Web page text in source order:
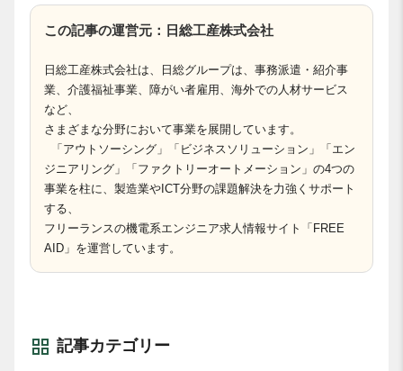
この記事の運営元：日総工産株式会社
日総工産株式会社は、日総グループは、事務派遣・紹介事
業、介護福祉事業、障がい者雇用、海外での人材サービス
など、
さまざまな分野において事業を展開しています。
「アウトソーシング」「ビジネスソリューション」「エン
ジニアリング」「ファクトリーオートメーション」の4つの
事業を柱に、製造業やICT分野の課題解決を力強くサポート
する、
フリーランスの機電系エンジニア求人情報サイト「FREE
AID」を運営しています。
記事カテゴリー